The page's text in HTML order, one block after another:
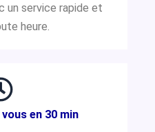
un service rapide et
heure.
en 30 min